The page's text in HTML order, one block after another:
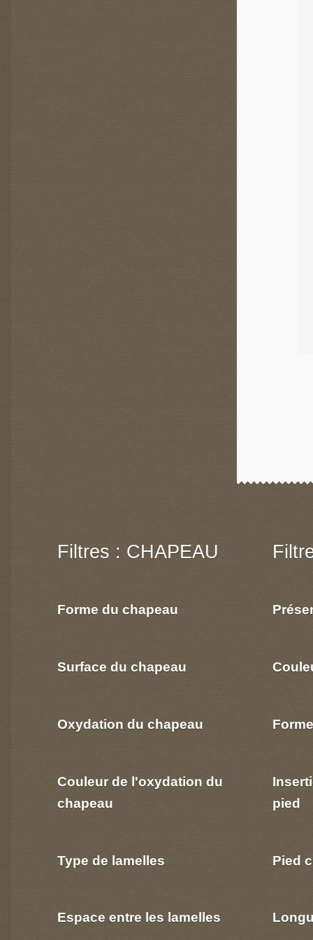
Filtres : CHAPEAU
Forme du chapeau
Surface du chapeau
Oxydation du chapeau
Couleur de l'oxydation du
chapeau
Type de lamelles
Espace entre les lamelles
pied
Pied